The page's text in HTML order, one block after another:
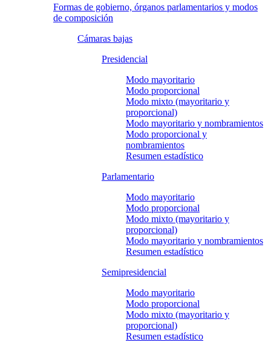
Formas de gobierno, órganos parlamentarios y modos
de composición
Cámaras bajas
Presidencial
Modo mayoritario
Modo proporcional
Modo mixto (mayoritario y
proporcional)
Modo mayoritario y nombramientos
Modo proporcional y
nombramientos
Resumen estadístico
Parlamentario
Modo mayoritario
Modo proporcional
Modo mixto (mayoritario y
proporcional)
Modo mayoritario y nombramientos
Resumen estadístico
Semipresidencial
Modo mayoritario
Modo proporcional
Modo mixto (mayoritario y
proporcional)
Resumen estadístico